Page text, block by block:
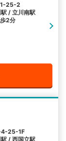
1-25-2
/ 立川南駅
2分
4-25-1F
/ 西国立駅